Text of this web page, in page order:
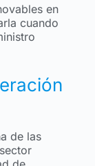
en
cuando
de las